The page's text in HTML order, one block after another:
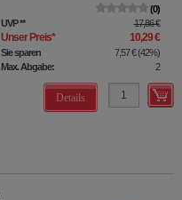
0
UVP** 17,86 €
Unser Preis* 10,29 €
Sie sparen 7,57 €(42%)
Max. Abgabe:
2
Details